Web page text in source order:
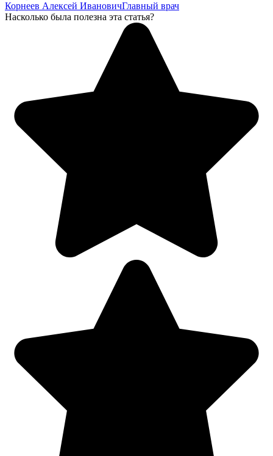
Корнеев Алексей ИвановичГлавный врач
Насколько была полезна эта статья?